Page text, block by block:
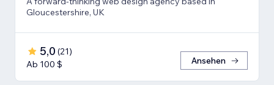
Gloucestershire, UK
5,0 (21)
Ab 100 $
Ansehen